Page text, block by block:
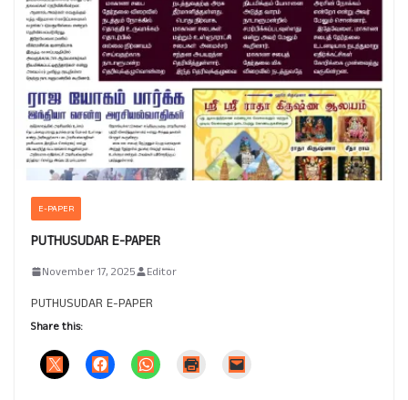
E-PAPER
PUTHUSUDAR E-PAPER
November 17, 2025 Editor
PUTHUSUDAR E-PAPER
Share this: